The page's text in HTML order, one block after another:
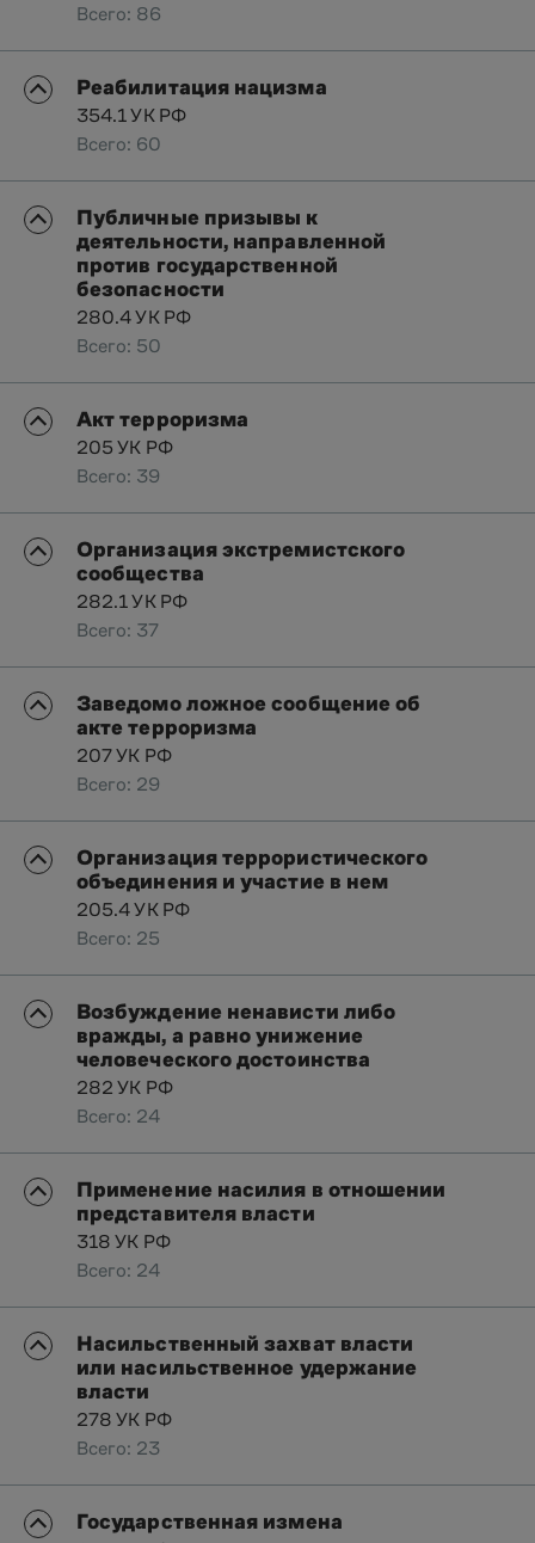
Всего: 86
Реабилитация нацизма
354.1 УК РФ
Всего: 60
Публичные призывы к
деятельности, направленной
против государственной
безопасности
280.4 УК РФ
Всего: 50
Акт терроризма
205 УК РФ
Всего: 39
Организация экстремистского
сообщества
282.1 УК РФ
Всего: 37
Заведомо ложное сообщение об
акте терроризма
207 УК РФ
Всего: 29
Организация террористического
объединения и участие в нем
205.4 УК РФ
Всего: 25
Возбуждение ненависти либо
вражды, а равно унижение
человеческого достоинства
282 УК РФ
Всего: 24
Применение насилия в отношении
представителя власти
318 УК РФ
Всего: 24
Насильственный захват власти
или насильственное удержание
власти
278 УК РФ
Всего: 23
Государственная измена